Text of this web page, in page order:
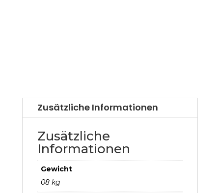
Zusätzliche Informationen
Zusätzliche
Informationen
Gewicht
08 kg